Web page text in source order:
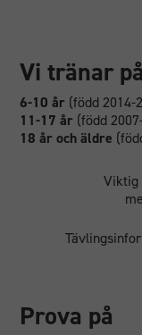
Vi tränar
6-10 år (född 2014-
11-17 år (född
18 år och äldre
Viktig
Prova på